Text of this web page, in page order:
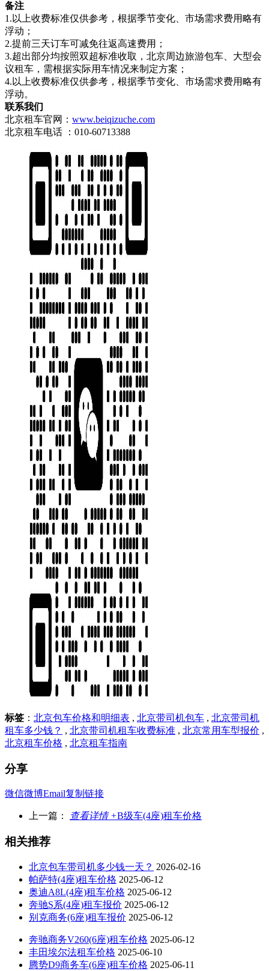
备注
1.以上收费标准仅供参考，根据季节变化、市场需求费用略有
浮动；
2.提前三天订车可减免往返高速费用；
3.超出部分均按照双超标准收取，北京周边旅游包车、大型会
议租车，需根据实际用车情况来制定方案；
4.以上收费标准仅供参考，根据季节变化、市场需求费用略有
浮动。
联系我们
北京租车官网： www.beiqizuche.com
北京租车电话 ：010-60713388
标签 ： 北京包车价格和明细表 , 北京带司机包车 , 北京带司机
租车多少钱？ , 北京带司机租车收费标准 , 北京常用车型报价 ,
北京租车价格 , 北京租车指南
分享
微信微博Email复制链接
上一篇： 查看详情 +B级车(4座)租车价格
相关推荐
北京包车带司机多少钱一天？ 2026-02-16
帕萨特(4座)租车价格 2025-06-12
奥迪A8L(4座)租车价格 2025-06-12
奔驰S系(4座)租车报价 2025-06-12
别克商务(6座)租车报价 2025-06-12
奔驰商务V260(6座)租车价格 2025-06-12
丰田埃尔法租车价格 2025-06-10
腾势D9商务车(6座)租车价格 2025-06-11